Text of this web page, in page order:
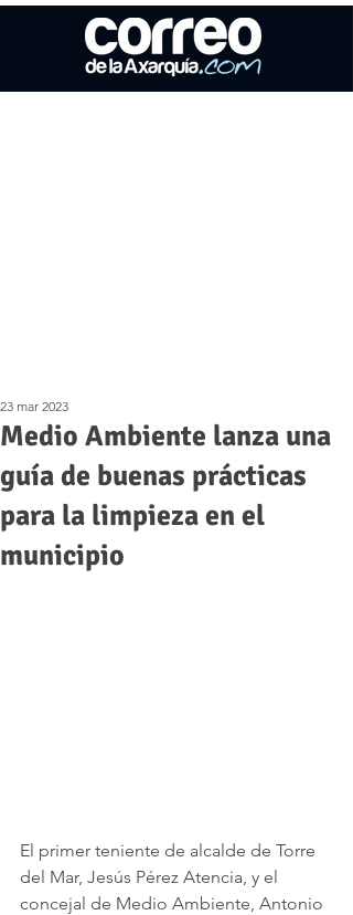
Medio Ambiente lanza una
guía de buenas prácticas
para la limpieza en el
municipio
23 mar 2023
El primer teniente de alcalde de Torre
del Mar, Jesús Pérez Atencia, y el
concejal de Medio Ambiente, Antonio